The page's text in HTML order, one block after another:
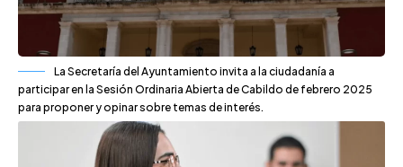
La Secretaría del Ayuntamiento invita a la ciudadanía a
participar en la Sesión Ordinaria Abierta de Cabildo de febrero 2025
para proponer y opinar sobre temas de interés.